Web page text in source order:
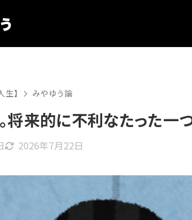
生】 みやゆう論
将来的に不利なたった一
2026年7月22日